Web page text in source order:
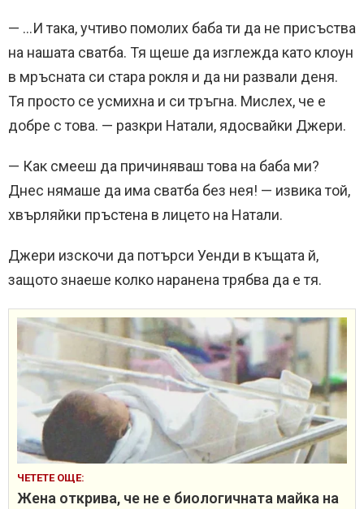
— …И така, учтиво помолих баба ти да не присъства
на нашата сватба. Тя щеше да изглежда като клоун
в мръсната си стара рокля и да ни развали деня.
Тя просто се усмихна и си тръгна. Мислех, че е
добре с това. — разкри Натали, ядосвайки Джери.
— Как смееш да причиняваш това на баба ми?
Днес нямаше да има сватба без нея! — извика той,
хвърляйки пръстена в лицето на Натали.
Джери изскочи да потърси Уенди в къщата й,
защото знаеше колко наранена трябва да е тя.
ЧЕТЕТЕ ОЩЕ:
Жена открива, че не е биологичната майка на